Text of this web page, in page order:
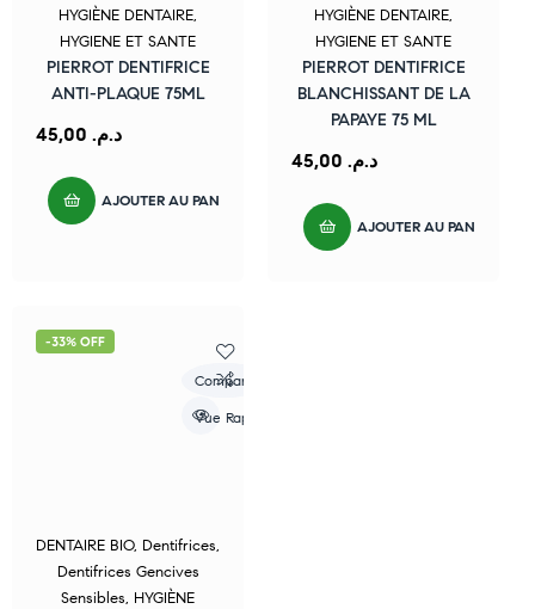
HYGIÈNE DENTAIRE,
HYGIENE ET SANTE
PIERROT DENTIFRICE
ANTI-PLAQUE 75ML
د.م.
AJOUTER AU PANIER
HYGIÈNE DENTAIRE,
HYGIENE ET SANTE
PIERROT DENTIFRICE
BLANCHISSANT DE LA
PAPAYE 75 ML
د.م.
AJOUTER AU PANIER
-33% OFF
Compare
Vue Rapide
DENTAIRE BIO, Dentifrices,
Dentifrices Gencives
Sensibles, HYGIÈNE